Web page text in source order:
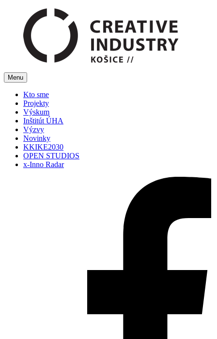
Menu
Kto sme
Projekty
Výskum
Inštitút ÚHA
Výzvy
Novinky
KKIKE2030
OPEN STUDIOS
x-Inno Radar